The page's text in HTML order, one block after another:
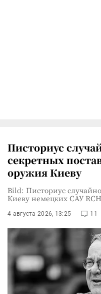
Писториус
секретных
оружия Киеву
Bild: Писториус
Киеву немецких САУ
4 августа 2026, 13:25 11